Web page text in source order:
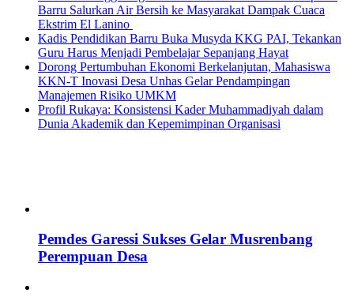
Barru Salurkan Air Bersih ke Masyarakat Dampak Cuaca
Ekstrim El Lanino
Kadis Pendidikan Barru Buka Musyda KKG PAI, Tekankan
Guru Harus Menjadi Pembelajar Sepanjang Hayat
Dorong Pertumbuhan Ekonomi Berkelanjutan, Mahasiswa
KKN-T Inovasi Desa Unhas Gelar Pendampingan
Manajemen Risiko UMKM
Profil Rukaya: Konsistensi Kader Muhammadiyah dalam
Dunia Akademik dan Kepemimpinan Organisasi
Pemdes Garessi Sukses Gelar Musrenbang
Perempuan Desa